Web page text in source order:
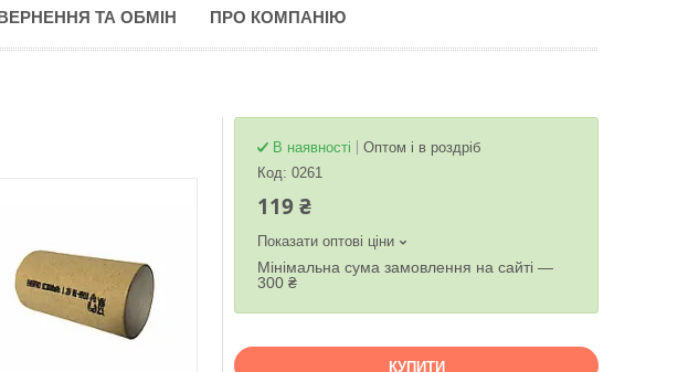
ТА ОБМІН ПРО КОМПАНІЮ
В наявності
Оптом і в роздріб
Код: 0261
119 ₴
Показати оптові ціни
Мінімальна сума замовлення на сайті —
300 ₴
КУПИТИ